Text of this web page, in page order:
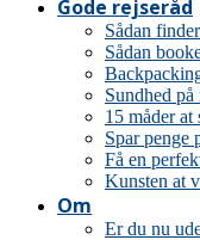
Gode rejseråd
Sådan
Sådan
Sundhed
15 måder at
Spar penge
Få en
Kunsten at
Om
Er du nu